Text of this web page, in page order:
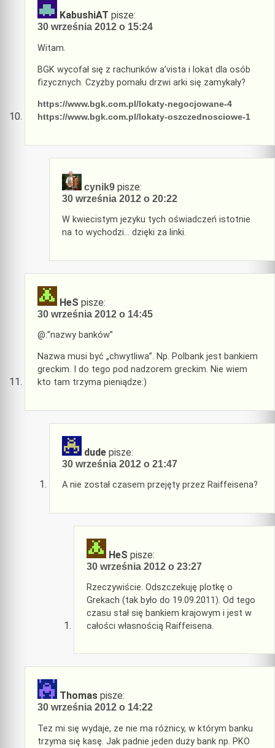
KabushiAT pisze:
30 września 2012 o 15:24
Witam.
BGK wycofał się z rachunków a’vista i lokat dla osób
fizycznych. Czyżby pomału drzwi arki się zamykały?
https://www.bgk.com.pl/lokaty-negocjowane-4
https://www.bgk.com.pl/lokaty-oszczednosciowe-1
cynik9 pisze:
30 września 2012 o 20:22
W kwiecistym jezyku tych oświadczeń istotnie
na to wychodzi… dzięki za linki.
HeS pisze:
30 września 2012 o 14:45
@:”nazwy banków”
Nazwa musi być „chwytliwa”. Np. Polbank jest bankiem
greckim. I do tego pod nadzorem greckim. Nie wiem
kto tam trzyma pieniądze:)
dude pisze:
30 września 2012 o 21:47
A nie został czasem przejęty przez Raiffeisena?
HeS pisze:
30 września 2012 o 23:27
Rzeczywiście. Odszczekuję plotkę o
Grekach (tak było do 19.09.2011). Od tego
czasu stał się bankiem krajowym i jest w
całości własnością Raiffeisena.
Thomas pisze:
30 września 2012 o 14:22
Tez mi się wydaje, ze nie ma różnicy, w którym banku
trzyma się kasę. Jak padnie jeden duży bank np. PKO